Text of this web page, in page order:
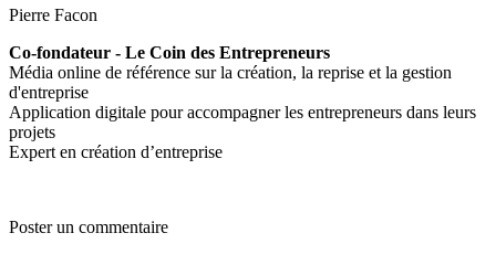
Pierre Facon
Co-fondateur - Le Coin des Entrepreneurs
Média online de référence sur la création, la reprise et la gestion
d'entreprise
Application digitale pour accompagner les entrepreneurs dans leurs
projets
Expert en création d’entreprise
Poster un commentaire